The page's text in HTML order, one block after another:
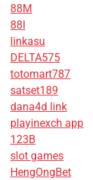
88M
88I
linkasu
DELTA575
totomart787
satset189
dana4d link
playinexch app
123B
slot games
HengOngBet